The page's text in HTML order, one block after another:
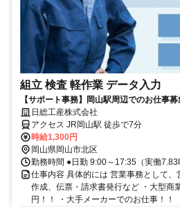
組立 検査 軽作業 データ入力
【サポート事務】岡山駅周辺でのお仕事募
日総工産株式会社
アクセス JR岡山駅 徒歩で7分
時給1,300円
岡山県岡山市北区
勤務時間 ●日勤 9:00～17:35（実働7.83
仕事内容 具体的には 営業事務として
作成、伝票・請求書発行など ・大型商
円！！ ・大手メーカーでのお仕事！！